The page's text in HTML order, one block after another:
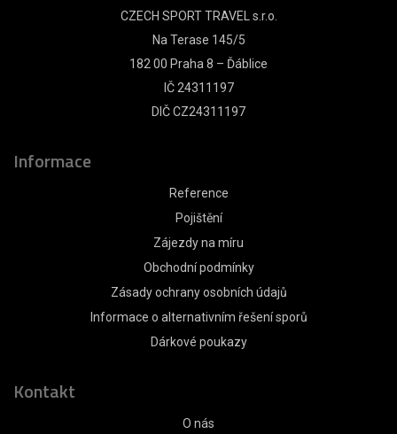
CZECH SPORT TRAVEL s.r.o.
Na Terase 145/5
182 00 Praha 8 – Ďáblice
IČ 24311197
DIČ CZ24311197
Informace
Reference
Pojištění
Zájezdy na míru
Obchodní podmínky
Zásady ochrany osobních údajů
Informace o alternativním řešení sporů
Dárkové poukazy
Kontakt
O nás